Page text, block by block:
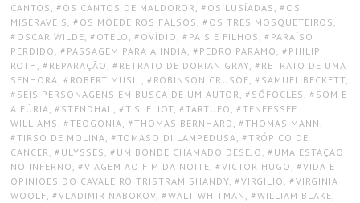
CANTOS , OS CANTOS DE MALDOROR, OS LUSÍADAS , OS
MISERÁVEIS , OS MOEDEIROS FALSOS , OS TRÊS MOSQUETEIROS ,
OSCAR WILDE, OTELO , OVÍDIO , PAIS E FILHOS , PARAÍSO
PERDIDO , PASSAGEM PARA A ÍNDIA, PEDRO PÁRAMO , PHILIP
ROTH , REPARAÇÃO , RETRATO DE DORIAN GRAY, RETRATO DE UMA
SENHORA, ROBERT MUSIL, ROBINSON CRUSOE, SAMUEL BECKETT,
SEIS PERSONAGENS EM BUSCA DE UM AUTOR, SÓFOCLES , SOM E
A FÚRIA, STENDHAL, T.S. ELIOT, TARTUFO , TENEESSEE
WILLIAMS , TEOGONIA, THOMAS BERNHARD , THOMAS MANN ,
TIRSO DE MOLINA, TOMASO DI LAMPEDUSA, TRÓPICO DE
CÂNCER, ULYSSES , UM BONDE CHAMADO DESEJO , UMA ESTAÇÃO
NO INFERNO , VIAGEM AO FIM DA NOITE, VICTOR HUGO , VIDA E
OPINIÕES DO CAVALEIRO TRISTRAM SHANDY, VIRGÍLIO , VIRGINIA
WOOLF, VLADIMIR NABOKOV, WALT WHITMAN , WILLIAM BLAKE,